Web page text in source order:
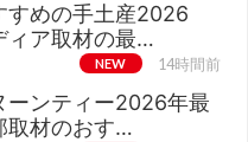
すめの手土産2026
ィア取材の最…
NEW 14時間前
ーンティー2026年最
取材のおす…